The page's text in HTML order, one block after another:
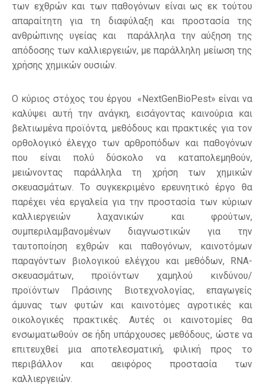
των εχθρών και των παθογόνων είναι ως εκ τούτου
απαραίτητη για τη διαφύλαξη και προστασία της
ανθρώπινης υγείας και παράλληλα την αύξηση της
απόδοσης των καλλιεργειών, με παράλληλη μείωση της
χρήσης χημικών ουσιών.
Ο κύριος στόχος του έργου «NextGenBioPest» είναι να
καλύψει αυτή την ανάγκη, εισάγοντας καινούρια και
βελτιωμένα προϊόντα, μεθόδους και πρακτικές για τον
ορθολογικό έλεγχο των αρθροπόδων και παθογόνων
που είναι πολύ δύσκολο να καταπολεμηθούν,
μειώνοντας παράλληλα τη χρήση των χημικών
σκευασμάτων. Το συγκεκριμένο ερευνητικό έργο θα
παρέχει νέα εργαλεία για την προστασία των κύριων
καλλιεργειών λαχανικών και φρούτων,
συμπεριλαμβανομένων διαγνωστικών για την
ταυτοποίηση εχθρών και παθογόνων, καινοτόμων
παραγόντων βιολογικού ελέγχου και μεθόδων, RNA-
σκευασμάτων, προϊόντων χαμηλού κινδύνου/
προϊόντων Πράσινης Βιοτεχνολογίας, επαγωγείς
άμυνας των φυτών και καινοτόμες αγροτικές και
οικολογικές πρακτικές. Αυτές οι καινοτομίες θα
ενσωματωθούν σε ήδη υπάρχουσες μεθόδους, ώστε να
επιτευχθεί μια αποτελεσματική, φιλική προς το
περιβάλλον και αειφόρος προστασία των
καλλιεργειών.